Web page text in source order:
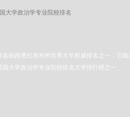
大学政治学专业院校排名
由路透社发布的世界大学权威排名之一，
大学政治学专业院校排名大学排行榜之一。